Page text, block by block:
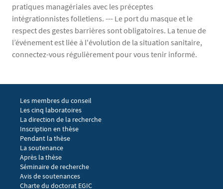
pratiques managériales avec les préceptes
intégrationnistes folletiens. --- Le port du masque et le
respect des gestes barrières sont obligatoires. La tenue de
l’événement est liée à l'évolution de la situation sanitaire,
connectez-vous régulièrement pour vous tenir informé.
Menu footer EGIC 1
Les membres du conseil
Les cinq laboratoires
La direction de la recherche
Menu footer EGIC 2
Inscription en thèse
Pendant la thèse
La soutenance
Après la thèse
Menu footer EGIC 3
Séminaire de recherche
Avis de soutenances
Charte du doctorat EGIC